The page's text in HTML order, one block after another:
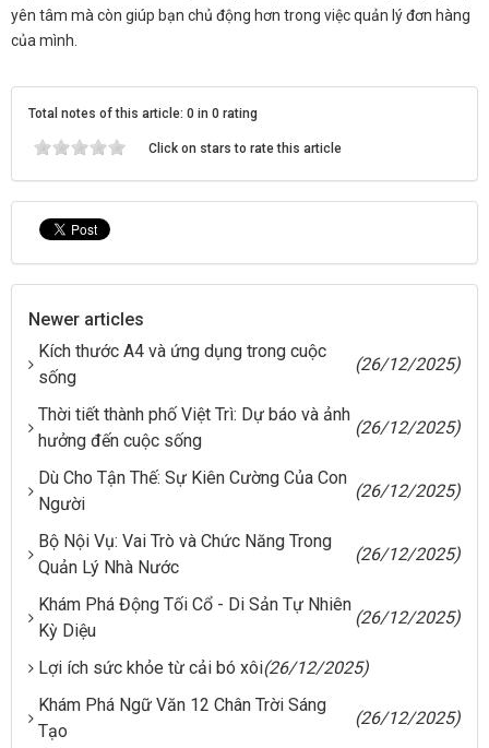
yên tâm mà còn giúp bạn chủ động hơn trong việc quản lý đơn hàng
của mình.
Total notes of this article: 0 in 0 rating
Click on stars to rate this article
Newer articles
Kích thước A4 và ứng dụng trong cuộc
sống
(26/12/2025)
Thời tiết thành phố Việt Trì: Dự báo và ảnh
hưởng đến cuộc sống
(26/12/2025)
Dù Cho Tận Thế: Sự Kiên Cường Của Con
Người
(26/12/2025)
Bộ Nội Vụ: Vai Trò và Chức Năng Trong
Quản Lý Nhà Nước
(26/12/2025)
Khám Phá Động Tối Cổ - Di Sản Tự Nhiên
Kỳ Diệu
(26/12/2025)
Lợi ích sức khỏe từ cải bó xôi(26/12/2025)
Khám Phá Ngữ Văn 12 Chân Trời Sáng
Tạo
(26/12/2025)